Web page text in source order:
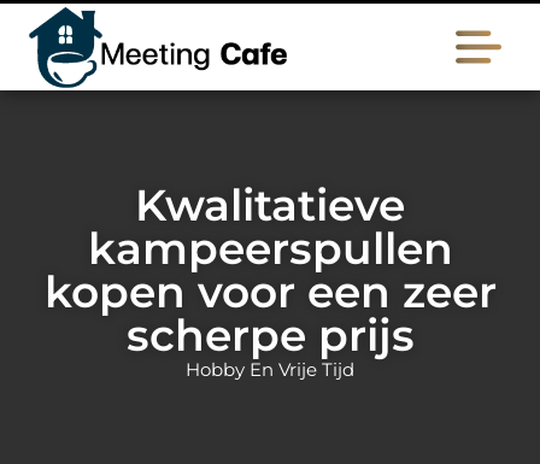
Kwalitatieve
kampeerspullen
kopen voor een zeer
scherpe prijs
Hobby En Vrije Tijd